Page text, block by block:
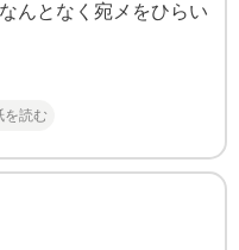
んとなく宛メをひらい
を読む